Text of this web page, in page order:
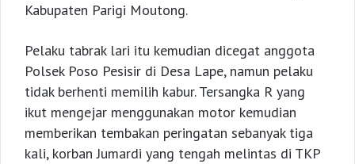
Kabupaten Parigi Moutong.
Pelaku tabrak lari itu kemudian dicegat anggota
Polsek Poso Pesisir di Desa Lape, namun pelaku
tidak berhenti memilih kabur. Tersangka R yang
ikut mengejar menggunakan motor kemudian
memberikan tembakan peringatan sebanyak tiga
kali, korban Jumardi yang tengah melintas di TKP